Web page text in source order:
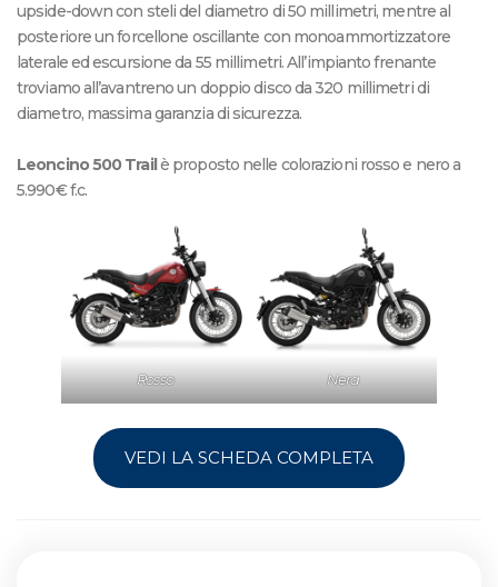
upside-down con steli del diametro di 50 millimetri, mentre al
posteriore un forcellone oscillante con monoammortizzatore
laterale ed escursione da 55 millimetri. All’impianto frenante
troviamo all’avantreno un doppio disco da 320 millimetri di
diametro, massima garanzia di sicurezza.
Leoncino 500 Trail è proposto nelle colorazioni rosso e nero a
5.990€ f.c.
Rosso Nera
VEDI LA SCHEDA COMPLETA